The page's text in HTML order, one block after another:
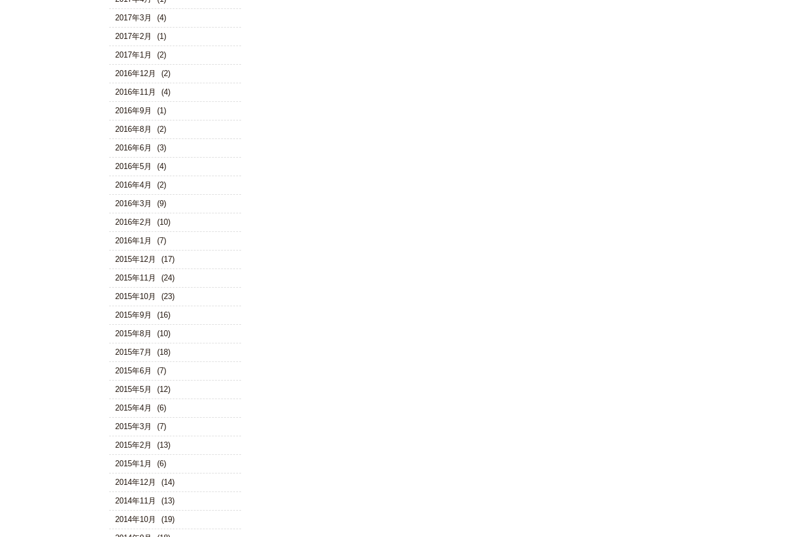
2017年3月 (4)
2017年2月 (1)
2017年1月 (2)
2016年12月 (2)
2016年11月 (4)
2016年9月 (1)
2016年8月 (2)
2016年6月 (3)
2016年5月 (4)
2016年4月 (2)
2016年3月 (9)
2016年2月 (10)
2016年1月 (7)
2015年12月 (17)
2015年11月 (24)
2015年10月 (23)
2015年9月 (16)
2015年8月 (10)
2015年7月 (18)
2015年6月 (7)
2015年5月 (12)
2015年4月 (6)
2015年3月 (7)
2015年2月 (13)
2015年1月 (6)
2014年12月 (14)
2014年11月 (13)
2014年10月 (19)